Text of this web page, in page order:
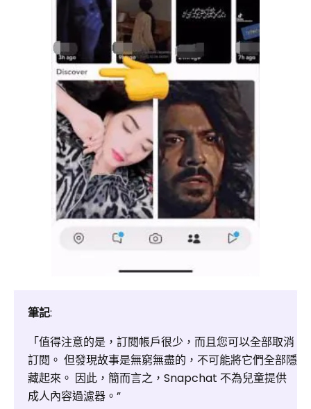
筆記:
「值得注意的是，訂閱帳戶很少，而且您可以全部取消
訂閱。 但發現故事是無窮無盡的，不可能將它們全部隱
藏起來。 因此，簡而言之，Snapchat 不為兒童提供
成人內容過濾器。”